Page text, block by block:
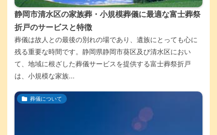
静岡市清水区の家族葬・小規模葬儀に最適な富士葬祭
折戸のサービスと特徴
葬儀は故人との最後の別れの場であり、遺族にとっても心に
残る重要な時間です。静岡県静岡市葵区及び清水区におい
て、地域に根ざした葬儀サービスを提供する富士葬祭折戸
は、小規模な家族...
葬儀について